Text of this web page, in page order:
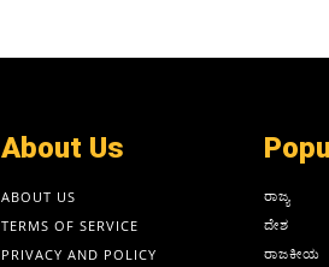
About Us
ABOUT US
TERMS OF SERVICE
PRIVACY AND POLICY
ರಾಜ್ಯ
ದೇಶ
ರಾಜಕೀಯ